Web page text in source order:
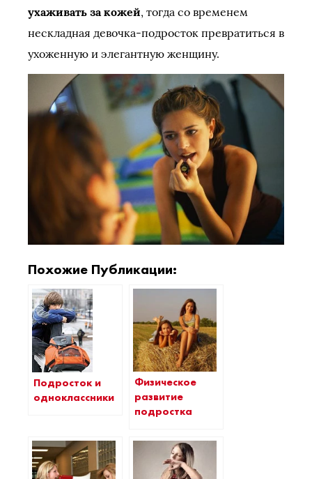
ухаживать за кожей, тогда со временем
нескладная девочка-подросток превратиться в
ухоженную и элегантную женщину.
Похожие Публикации:
Подросток и
одноклассники
Физическое
развитие
подростка